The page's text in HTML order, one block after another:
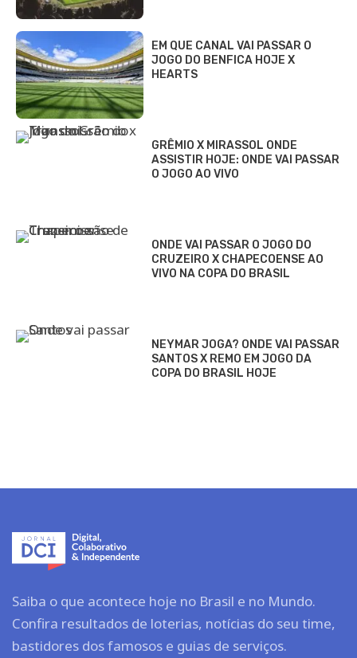
EM QUE CANAL VAI PASSAR O
JOGO DO BENFICA HOJE X
HEARTS
GRÊMIO X MIRASSOL ONDE
ASSISTIR HOJE: ONDE VAI PASSAR
O JOGO AO VIVO
ONDE VAI PASSAR O JOGO DO
CRUZEIRO X CHAPECOENSE AO
VIVO NA COPA DO BRASIL
NEYMAR JOGA? ONDE VAI PASSAR
SANTOS X REMO EM JOGO DA
COPA DO BRASIL HOJE
Saiba o que acontece hoje no Brasil e no Mundo.
Confira resultados de loterias, notícias do seu time,
bastidores dos famosos e guias de serviços.